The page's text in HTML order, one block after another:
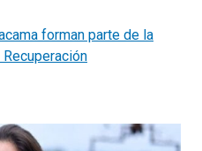
forman parte de la